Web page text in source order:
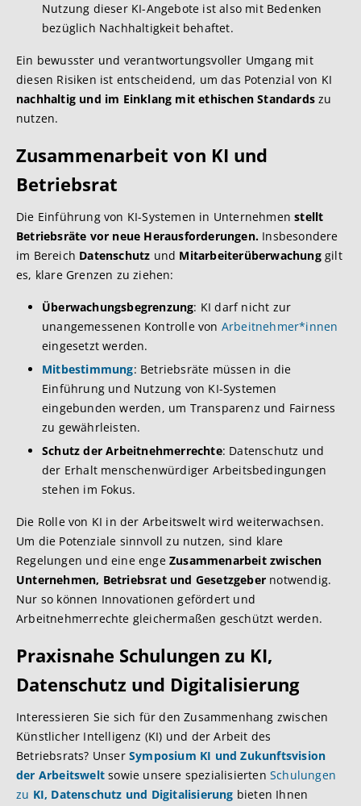
Nutzung dieser KI-Angebote ist also mit Bedenken
bezüglich Nachhaltigkeit behaftet.
Ein bewusster und verantwortungsvoller Umgang mit
diesen Risiken ist entscheidend, um das Potenzial von KI
nachhaltig und im Einklang mit ethischen Standards zu
nutzen.
Zusammenarbeit von KI und
Betriebsrat
Die Einführung von KI-Systemen in Unternehmenstellt
Betriebsräte vor neue Herausforderungen. Insbesondere
im Bereich Datenschutz und Mitarbeiterüberwachunggilt
es, klare Grenzen zu ziehen:
Überwachungsbegrenzung: KI darf nicht zur
unangemessenen Kontrolle von Arbeitnehmer*innen
eingesetzt werden.
Mitbestimmung: Betriebsräte müssen in die
Einführung und Nutzung von KI-Systemen
eingebunden werden, um Transparenz und Fairness
zu gewährleisten.
Schutz der Arbeitnehmerrechte: Datenschutz und
der Erhalt menschenwürdiger Arbeitsbedingungen
stehen im Fokus.
Die Rolle von KI in der Arbeitswelt wird weiterwachsen.
Um die Potenziale sinnvoll zu nutzen, sind klare
Regelungen und eine enge Zusammenarbeit zwischen
Unternehmen, Betriebsrat und Gesetzgeber notwendig.
Nur so können Innovationen gefördert und
Arbeitnehmerrechte gleichermaßen geschützt werden.
Praxisnahe Schulungen zu KI,
Datenschutz und Digitalisierung
Interessieren Sie sich für den Zusammenhang zwischen
Künstlicher Intelligenz (KI) und der Arbeit des
Betriebsrats? Unser Symposium KI und Zukunftsvision
der Arbeitswelt sowie unsere spezialisierten Schulungen
zu KI, Datenschutz und Digitalisierung bieten Ihnen